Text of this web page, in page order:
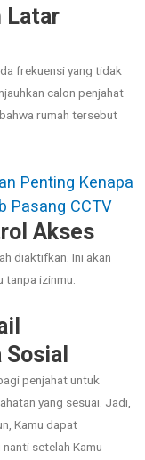
Latar
frekuensi yang tidak
calon penjahat
rumah tersebut
Penting Kenapa
Pasang CCTV
Akses
diaktifkan. Ini akan
izinmu.
penjahat untuk
yang sesuai. Jadi,
Kamu dapat
setelah Kamu